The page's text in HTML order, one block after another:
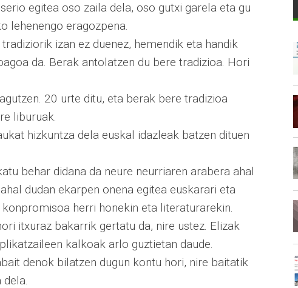
serio egitea oso zaila dela, oso gutxi garela eta gu
lehenengo eragozpena.
tradiziorik izan ez duenez, hemendik eta handik
da. Berak antolatzen du bere tradizioa. Hori
20 urte ditu, eta berak bere tradizioa
liburuak.
hizkuntza dela euskal idazleak batzen dituen
behar didana da neure neurriaren arabera ahal
dudan ekarpen onena egitea euskarari eta
herri honekin eta literaturarekin.
itxuraz bakarrik gertatu da, nire ustez. Elizak
kalkoak arlo guztietan daude.
denok bilatzen dugun kontu hori, nire baitatik